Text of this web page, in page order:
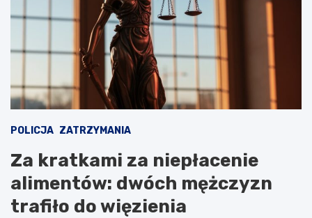
POLICJA ZATRZYMANIA
Za kratkami za niepłacenie
alimentów: dwóch mężczyzn
trafiło do więzienia